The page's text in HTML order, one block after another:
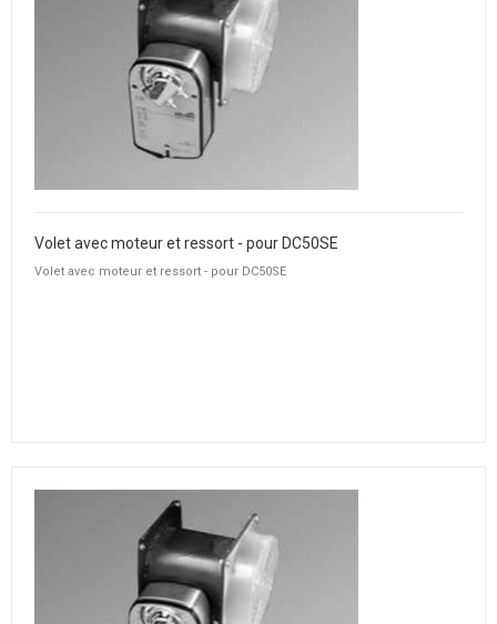
Volet avec moteur et ressort - pour DC50SE
Volet avec moteur et ressort - pour DC50SE